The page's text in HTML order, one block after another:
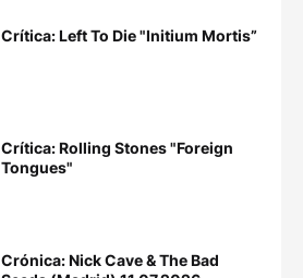
Crítica: Left To Die "Initium Mortis”
Crítica: Rolling Stones "Foreign
Tongues"
Crónica: Nick Cave & The Bad